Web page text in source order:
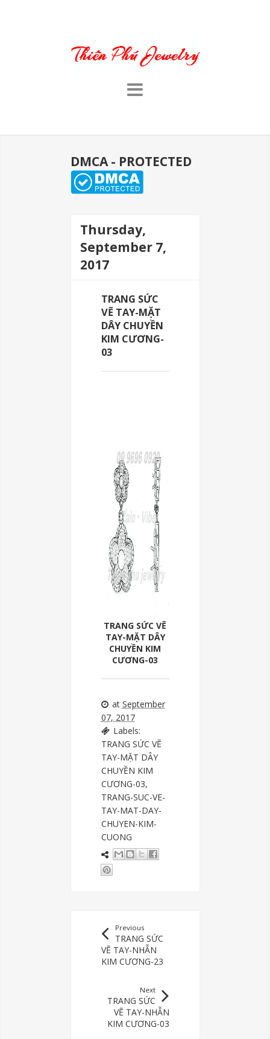
DMCA - PROTECTED
Thursday,
September 7,
2017
TRANG SỨC
VẼ TAY-MẶT
DÂY CHUYỀN
KIM CƯƠNG-
03
TRANG SỨC VẼ
TAY-MẶT DÂY
CHUYỀN KIM
CƯƠNG-03
at September
07, 2017
Labels:
TRANG SỨC VẼ
TAY-MẶT DÂY
CHUYỀN KIM
CƯƠNG-03,
TRANG-SUC-VE-
TAY-MAT-DAY-
CHUYEN-KIM-
CUONG
Previous
TRANG SỨC
VẼ TAY-NHẪN
KIM CƯƠNG-23
Next
TRANG SỨC
VẼ TAY-NHẪN
KIM CƯƠNG-03